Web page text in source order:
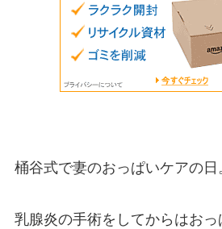
桶谷式で妻のおっぱいケアの日
乳腺炎の手術をしてからはおっ